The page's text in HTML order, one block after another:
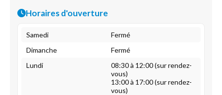
Horaires d'ouverture
Samedi
Fermé
Dimanche
Fermé
Lundi
08:30 à 12:00 (sur rendez-
vous)
13:00 à 17:00 (sur rendez-
vous)